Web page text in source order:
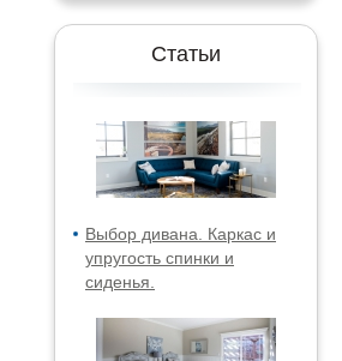
Статьи
Выбор дивана. Каркас и
упругость спинки и
сиденья.